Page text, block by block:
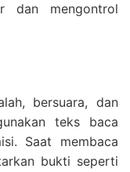
dan mengontrol
bersuara, dan
teks baca
Saat membaca
bukti seperti